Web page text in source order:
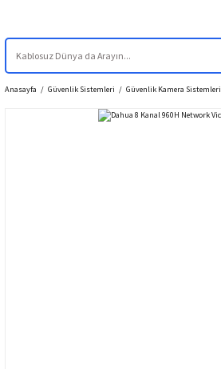
Anasayfa Güvenlik Sistemleri Güvenlik Kamera Sistemleri